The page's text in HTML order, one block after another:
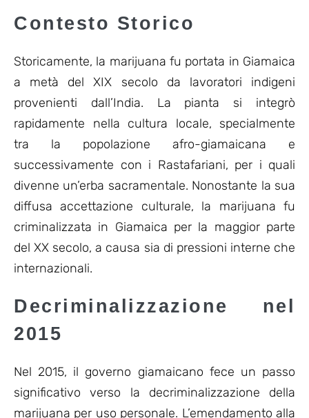
Contesto Storico
Storicamente, la marijuana fu portata in Giamaica
a metà del XIX secolo da lavoratori indigeni
provenienti dall’India. La pianta si integrò
rapidamente nella cultura locale, specialmente
tra la popolazione afro-giamaicana e
successivamente con i Rastafariani, per i quali
divenne un’erba sacramentale. Nonostante la sua
diffusa accettazione culturale, la marijuana fu
criminalizzata in Giamaica per la maggior parte
del XX secolo, a causa sia di pressioni interne che
internazionali.
Decriminalizzazione nel
2015
Nel 2015, il governo giamaicano fece un passo
significativo verso la decriminalizzazione della
marijuana per uso personale. L’emendamento alla